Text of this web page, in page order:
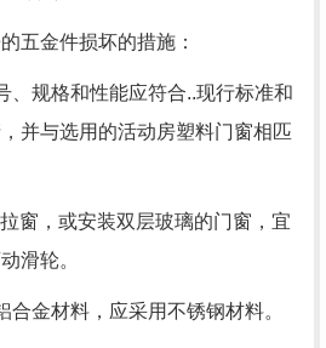
五金件损坏的措施：
、规格和性能应符合..现行标准和
并与选用的活动房塑料门窗相匹
窗，或安装双层玻璃的门窗，宜
滑轮。
金材料，应采用不锈钢材料。